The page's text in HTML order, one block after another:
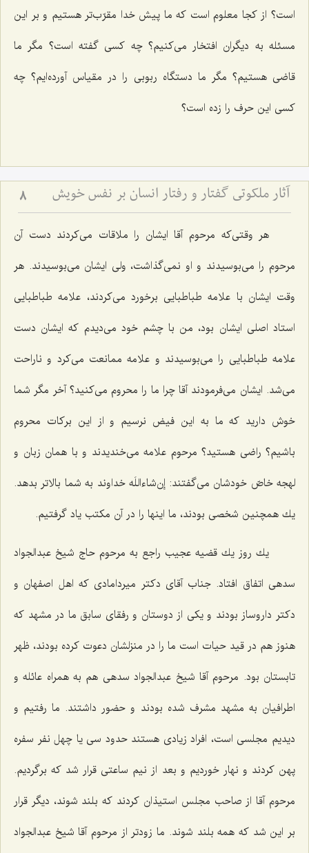
است؟ از كجا معلوم است كه ما پیش خدا مقرّب‌تر هستیم و بر این
مسئله به دیگران افتخار می‌كنیم؟ چه كسی گفته است؟ مگر ما
قاضی هستیم؟ مگر ما دستگاه ربوبی را در مقیاس آورده‌ایم؟ چه
كسی این حرف را زده است؟
آثار ملکوتی گفتار و رفتار انسان بر نفس خویش 8
هر وقتی‌كه مرحوم آقا ایشان را ملاقات می‌كردند دست آن
مرحوم را می‌بوسیدند و او نمی‌گذاشت، ولی ایشان می‌بوسیدند. هر
وقت ایشان با علامه طباطبایی برخورد می‌كردند، علامه طباطبایی
استاد اصلی ایشان بود، من با چشم خود می‌دیدم كه ایشان دست
علامه طباطبایی را می‌بوسیدند و علامه ممانعت می‌كرد و ناراحت
می‌شد. ایشان می‌فرمودند آقا چرا ما را محروم می‌كنید؟ آخر مگر شما
خوش دارید كه ما به این فیض نرسیم و از این بركات محروم
باشیم؟ راضی هستید؟ مرحوم علامه می‌خندیدند و با همان زبان و
لهجه خاصّ خودشان می‌گفتند: إن‌شاءاللَه خداوند به شما بالاتر بدهد.
یك همچنین شخصی بودند، ما اینها را در آن مكتب یاد گرفتیم.
یك روز یك قضیه عجیب راجع به مرحوم حاج شیخ عبدالجواد
سدهی اتفاق افتاد. جناب آقای دكتر میردامادی كه اهل اصفهان و
دكتر داروساز بودند و یكی از دوستان و رفقای سابق ما در مشهد كه
هنوز هم در قید حیات است ما را در منزلشان دعوت كرده بودند، ظهر
تابستان بود. مرحوم آقا شیخ عبدالجواد سدهی هم به همراه عائله و
اطرافیان به مشهد مشرف شده بودند و حضور داشتند. ما رفتیم و
دیدیم مجلسی است، افراد زیادی هستند حدود سی یا چهل نفر سفره
پهن كردند و نهار خوردیم و بعد از نیم ساعتی قرار شد كه برگردیم.
مرحوم آقا از صاحب مجلس استیذان كردند كه بلند شوند، دیگر قرار
بر این شد كه همه بلند شوند. ما زودتر از مرحوم آقا شیخ عبدالجواد